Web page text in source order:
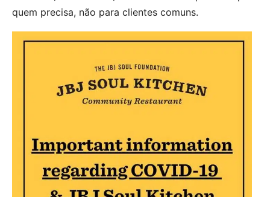
quem precisa, não para clientes comuns.